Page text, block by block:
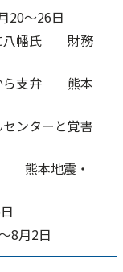
～26日
に八幡氏 財務
から支弁 熊本
ンターと覚書
熊本地震・
8月2日